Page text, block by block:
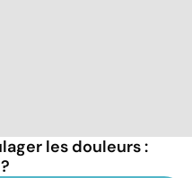
les douleurs :